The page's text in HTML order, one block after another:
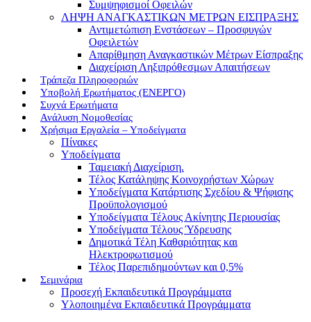
Συμψηφισμοί Οφειλών
ΛΗΨΗ ΑΝΑΓΚΑΣΤΙΚΩΝ ΜΕΤΡΩΝ ΕΙΣΠΡΑΞΗΣ
Αντιμετώπιση Ενστάσεων – Προσφυγών
Οφειλετών
Απαρίθμηση Αναγκαστικών Μέτρων Είσπραξης
Διαχείριση Ληξιπρόθεσμων Απαιτήσεων
Τράπεζα Πληροφοριών
Υποβολή Ερωτήματος (ΕΝΕΡΓΟ)
Συχνά Ερωτήματα
Ανάλυση Νομοθεσίας
Χρήσιμα Εργαλεία – Υποδείγματα
Πίνακες
Υποδείγματα
Ταμειακή Διαχείριση.
Τέλος Κατάληψης Κοινοχρήστων Χώρων
Υποδείγματα Κατάρτισης Σχεδίου & Ψήφισης
Προϋπολογισμού
Υποδείγματα Τέλους Ακίνητης Περιουσίας
Υποδείγματα Τέλους Ύδρευσης
Δημοτικά Τέλη Καθαριότητας και
Ηλεκτροφωτισμού
Τέλος Παρεπιδημούντων και 0,5%
Σεμινάρια
Προσεχή Εκπαιδευτικά Προγράμματα
Υλοποιημένα Εκπαιδευτικά Προγράμματα